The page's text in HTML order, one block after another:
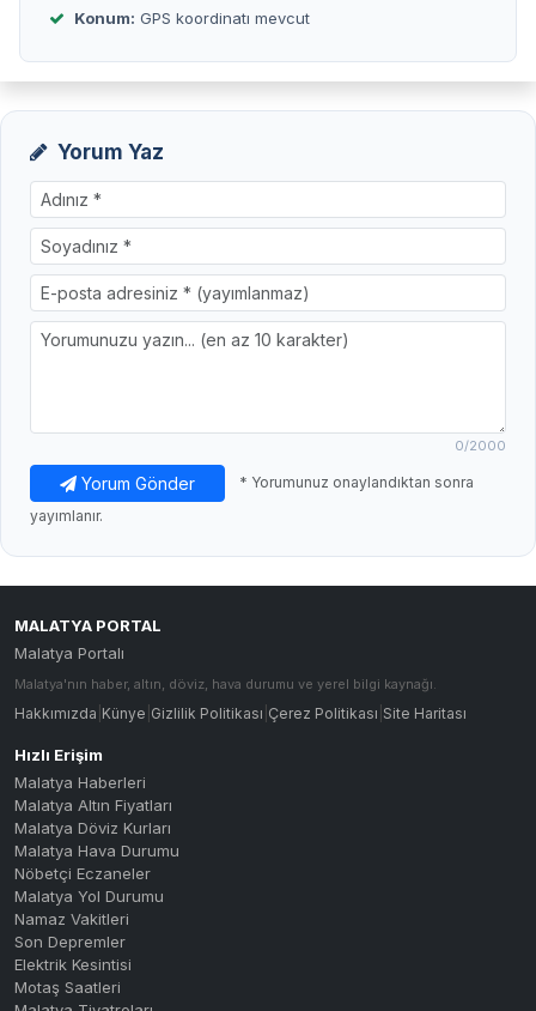
Konum: GPS koordinatı mevcut
Yorum Yaz
0/2000
Yorum Gönder
* Yorumunuz onaylandıktan sonra
yayımlanır.
MALATYA PORTAL
Malatya Portalı
Malatya'nın haber, altın, döviz, hava durumu ve yerel bilgi kaynağı.
Hakkımızda Künye Gizlilik Politikası Çerez Politikası Site Haritası
Hızlı Erişim
Malatya Haberleri
Malatya Altın Fiyatları
Malatya Döviz Kurları
Malatya Hava Durumu
Nöbetçi Eczaneler
Malatya Yol Durumu
Namaz Vakitleri
Son Depremler
Elektrik Kesintisi
Motaş Saatleri